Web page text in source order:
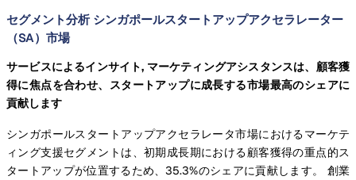
セグメント分析 シンガポールスタートアップアクセラレーター
（SA）市場
サービスによるインサイト, マーケティングアシスタンスは、顧客獲
得に焦点を合わせ、スタートアップに成長する市場最高のシェアに
貢献します
シンガポールスタートアップアクセラレータ市場におけるマーケテ
ィング支援セグメントは、初期成長期における顧客獲得の重点的ス
タートアップが位置するため、35.3%のシェアに貢献します。 創業